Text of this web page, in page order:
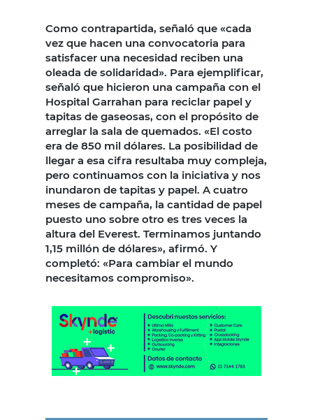
Como contrapartida, señaló que «cada
vez que hacen una convocatoria para
satisfacer una necesidad reciben una
oleada de solidaridad». Para ejemplificar,
señaló que hicieron una campaña con el
Hospital Garrahan para reciclar papel y
tapitas de gaseosas, con el propósito de
arreglar la sala de quemados. «El costo
era de 850 mil dólares. La posibilidad de
llegar a esa cifra resultaba muy compleja,
pero continuamos con la iniciativa y nos
inundaron de tapitas y papel. A cuatro
meses de campaña, la cantidad de papel
puesto uno sobre otro es tres veces la
altura del Everest. Terminamos juntando
1,15 millón de dólares», afirmó. Y
completó: «Para cambiar el mundo
necesitamos compromiso».